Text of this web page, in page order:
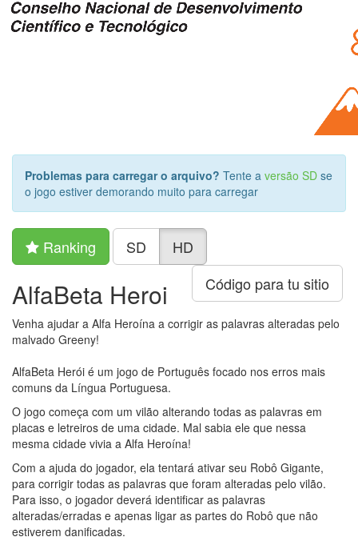
Problemas para carregar o arquivo? Tente a versão SD se
o jogo estiver demorando muito para carregar
Ranking SD
HD
Código para tu sitio
AlfaBeta Heroi
Venha ajudar a Alfa Heroína a corrigir as palavras alteradas pelo
malvado Greeny!
AlfaBeta Herói é um jogo de Português focado nos erros mais
comuns da Língua Portuguesa.
O jogo começa com um vilão alterando todas as palavras em
placas e letreiros de uma cidade. Mal sabia ele que nessa
mesma cidade vivia a Alfa Heroína!
Com a ajuda do jogador, ela tentará ativar seu Robô Gigante,
para corrigir todas as palavras que foram alteradas pelo vilão.
Para isso, o jogador deverá identificar as palavras
alteradas/erradas e apenas ligar as partes do Robô que não
estiverem danificadas.